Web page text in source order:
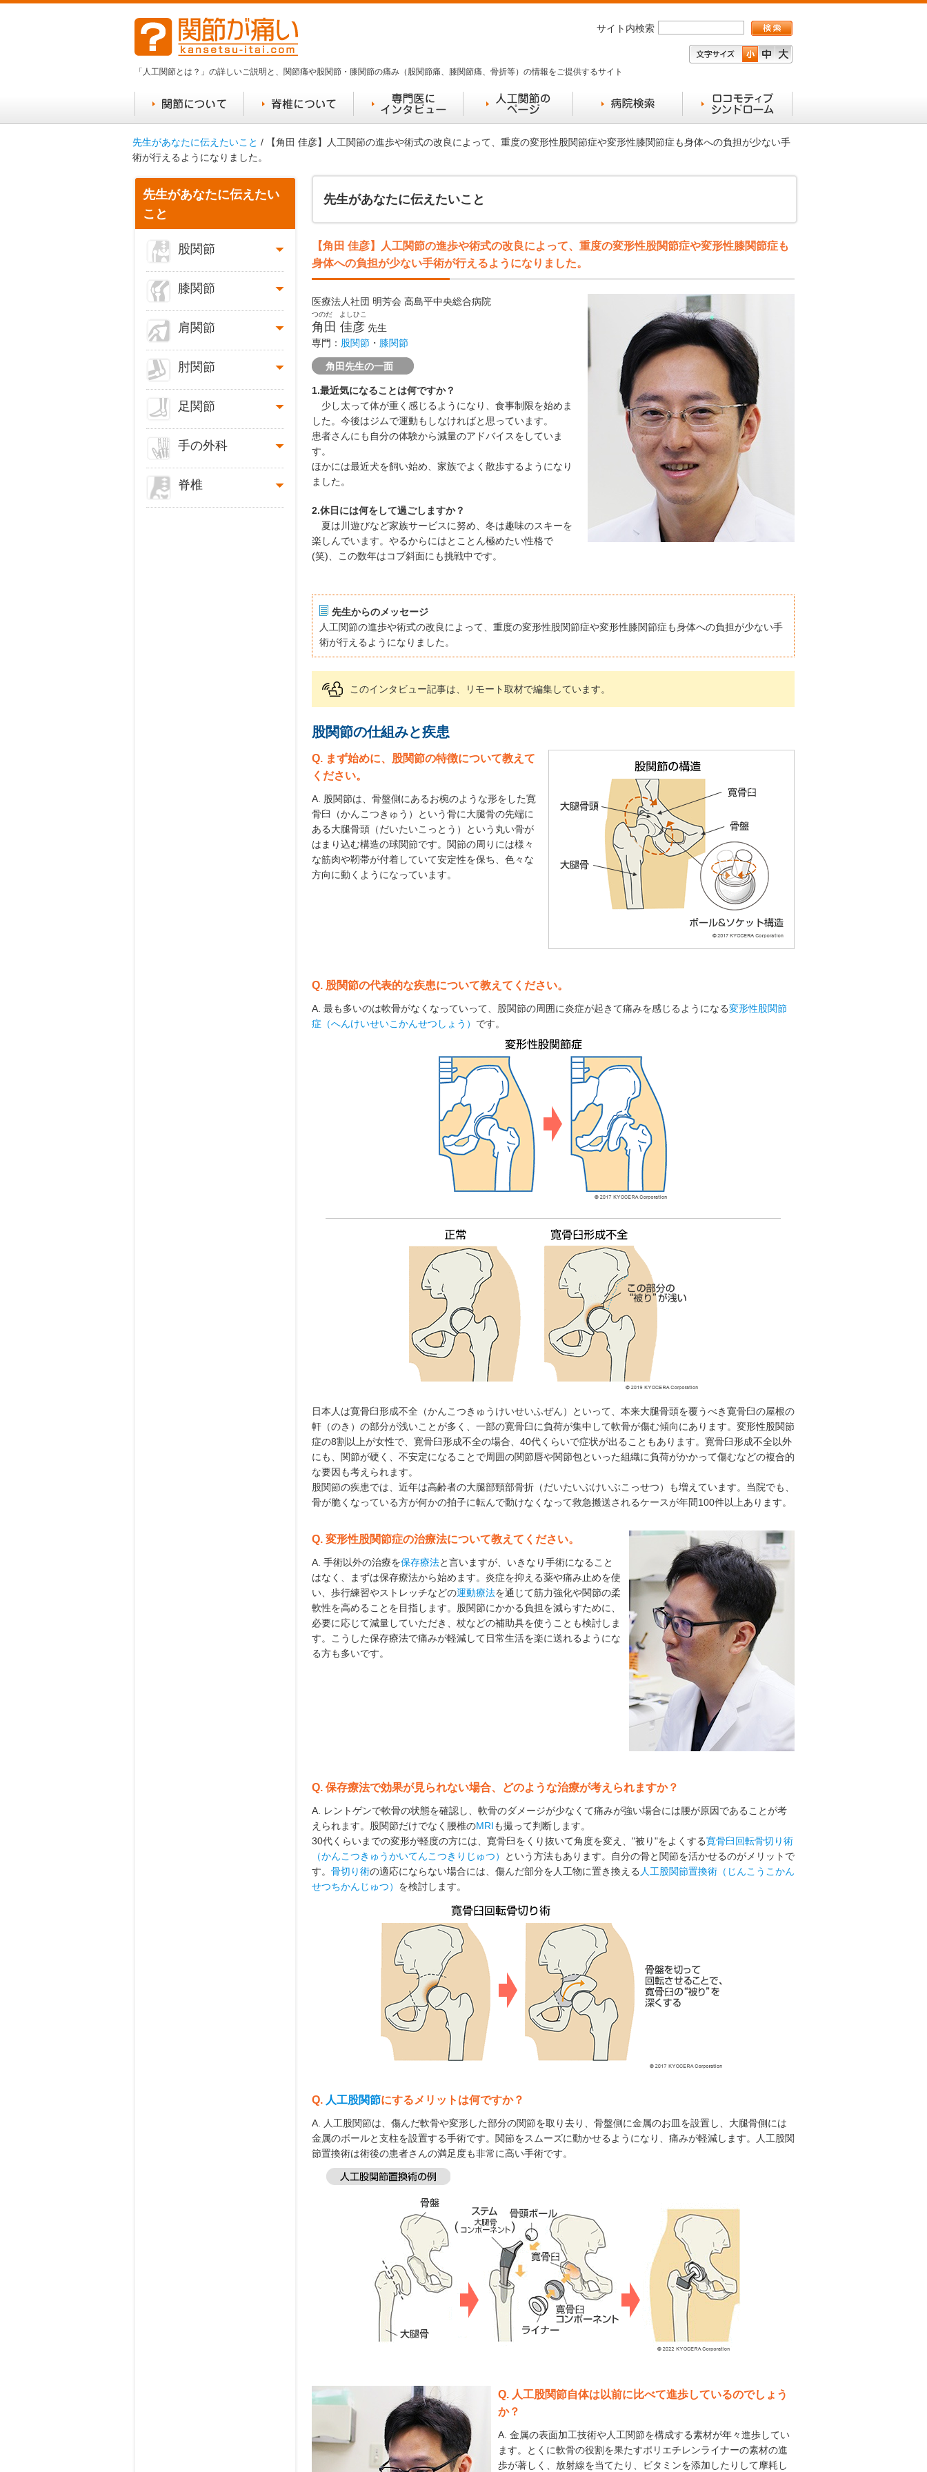
「人工関節とは？」の詳しいご説明と、関節痛や股関節・膝関節の痛み（股関節痛、膝関節痛、骨折等）の情報をご提供するサイト
サイト内検索
先生があなたに伝えたいこと / 【角田 佳彦】人工関節の進歩や術式の改良によって、重度の変形性股関節症や変形性膝関節症も身体への負担が少ない手
術が行えるようになりました。
先生があなたに伝えたいこと
【角田 佳彦】人工関節の進歩や術式の改良によって、重度の変形性股関節症や変形性膝関節症も
身体への負担が少ない手術が行えるようになりました。
医療法人社団 明芳会 高島平中央総合病院
つのだ よしひこ
角田 佳彦 先生
専門： 股関節 ・ 膝関節
角田先生の一面
1.最近気になることは何ですか？
少し太って体が重く感じるようになり、食事制限を始めま
した。今後はジムで運動もしなければと思っています。
患者さんにも自分の体験から減量のアドバイスをしていま
す。
ほかには最近犬を飼い始め、家族でよく散歩するようになり
ました。
2.休日には何をして過ごしますか？
夏は川遊びなど家族サービスに努め、冬は趣味のスキーを
楽しんでいます。やるからにはとことん極めたい性格で
(笑)、この数年はコブ斜面にも挑戦中です。
先生からのメッセージ
人工関節の進歩や術式の改良によって、重度の変形性股関節症や変形性膝関節症も身体への負担が少ない手
術が行えるようになりました。
このインタビュー記事は、リモート取材で編集しています。
股関節の仕組みと疾患
Q. まず始めに、股関節の特徴について教えて
ください。
A. 股関節は、骨盤側にあるお椀のような形をした寛
骨臼（かんこつきゅう）という骨に大腿骨の先端に
ある大腿骨頭（だいたいこっとう）という丸い骨が
はまり込む構造の球関節です。関節の周りには様々
な筋肉や靭帯が付着していて安定性を保ち、色々な
方向に動くようになっています。
Q. 股関節の代表的な疾患について教えてください。
A. 最も多いのは軟骨がなくなっていって、股関節の周囲に炎症が起きて痛みを感じるようになる変形性股関節
症（へんけいせいこかんせつしょう） です。
日本人は寛骨臼形成不全（かんこつきゅうけいせいふぜん）といって、本来大腿骨頭を覆うべき寛骨臼の屋根の
軒（のき）の部分が浅いことが多く、一部の寛骨臼に負荷が集中して軟骨が傷む傾向にあります。変形性股関節
症の8割以上が女性で、寛骨臼形成不全の場合、40代くらいで症状が出ることもあります。寛骨臼形成不全以外
にも、関節が硬く、不安定になることで周囲の関節唇や関節包といった組織に負荷がかかって傷むなどの複合的
な要因も考えられます。
股関節の疾患では、近年は高齢者の大腿部頸部骨折（だいたいぶけいぶこっせつ）も増えています。当院でも、
骨が脆くなっている方が何かの拍子に転んで動けなくなって救急搬送されるケースが年間100件以上あります。
Q. 変形性股関節症の治療法について教えてください。
A. 手術以外の治療を保存療法と言いますが、いきなり手術になること
はなく、まずは保存療法から始めます。炎症を抑える薬や痛み止めを使
い、歩行練習やストレッチなどの運動療法を通じて筋力強化や関節の柔
軟性を高めることを目指します。股関節にかかる負担を減らすために、
必要に応じて減量していただき、杖などの補助具を使うことも検討しま
す。こうした保存療法で痛みが軽減して日常生活を楽に送れるようにな
る方も多いです。
Q. 保存療法で効果が見られない場合、どのような治療が考えられますか？
A. レントゲンで軟骨の状態を確認し、軟骨のダメージが少なくて痛みが強い場合には腰が原因であることが考
えられます。股関節だけでなく腰椎のMRIも撮って判断します。
30代くらいまでの変形が軽度の方には、寛骨臼をくり抜いて角度を変え、"被り"をよくする寛骨臼回転骨切り術
（かんこつきゅうかいてんこつきりじゅつ）
という方法もあります。自分の骨と関節を活かせるのがメリットで
す。 骨切り術の適応にならない場合には、傷んだ部分を人工物に置き換える 人工股関節置換術（じんこうこかん
せつちかんじゅつ） を検討します。
Q. 人工股関節にするメリットは何ですか？
A. 人工股関節は、傷んだ軟骨や変形した部分の関節を取り去り、骨盤側に金属のお皿を設置し、大腿骨側には
金属のボールと支柱を設置する手術です。関節をスムーズに動かせるようになり、痛みが軽減します。人工股関
節置換術は術後の患者さんの満足度も非常に高い手術です。
Q. 人工股関節自体は以前に比べて進歩しているのでしょう
か？
A. 金属の表面加工技術や人工関節を構成する素材が年々進歩してい
ます。とくに軟骨の役割を果たすポリエチレンライナーの素材の進
歩が著しく、放射線を当てたり、ビタミンを添加したりして摩耗し
先生があなたに伝えたい
こと
股関節
膝関節
肩関節
肘関節
足関節
手の外科
脊椎